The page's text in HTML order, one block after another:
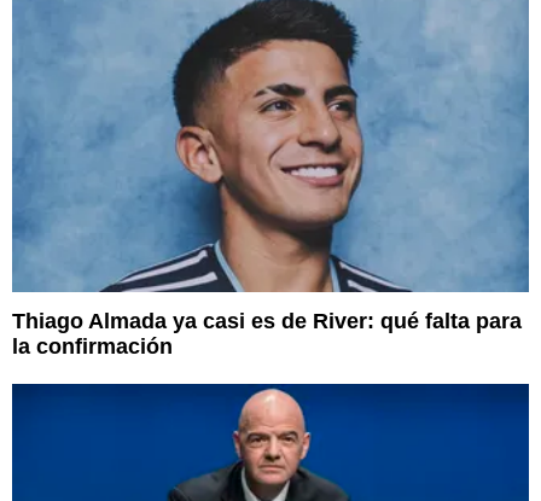
Thiago Almada ya casi es de River: qué falta para
la confirmación